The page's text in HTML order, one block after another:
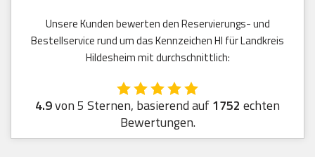
Unsere Kunden bewerten den Reservierungs- und
Bestellservice rund um das Kennzeichen HI für Landkreis
Hildesheim mit durchschnittlich:
4.9von 5 Sternen, basierend auf1752 echten
Bewertungen.